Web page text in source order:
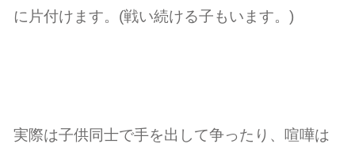
に片付けます。(戦い続ける子もいます。)
実際は子供同士で手を出して争ったり、喧嘩は